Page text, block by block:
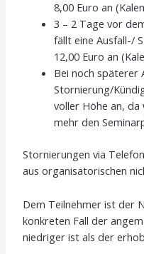
8,00 Euro an
3 – 2 Tage vor
fällt eine Ausfall-/
12,00 Euro an
Bei noch späterer
Stornierung/
voller Höhe an,
mehr den
Stornierungen via
aus organisatorischen
Dem Teilnehmer ist der
konkreten Fall der
niedriger ist als der